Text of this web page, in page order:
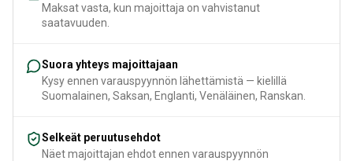
Maksat vasta, kun majoittaja on vahvistanut
saatavuuden.
Suora yhteys majoittajaan
Kysy ennen varauspyynnön lähettämistä — kielillä
Suomalainen, Saksan, Englanti, Venäläinen, Ranskan.
Selkeät peruutusehdot
Näet majoittajan ehdot ennen varauspyynnön